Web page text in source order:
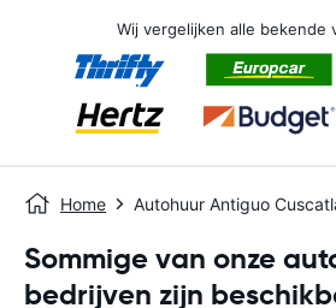
Wij vergelijken alle bekende
Home Autohuur Antiguo
Sommige van onze
bedrijven zijn